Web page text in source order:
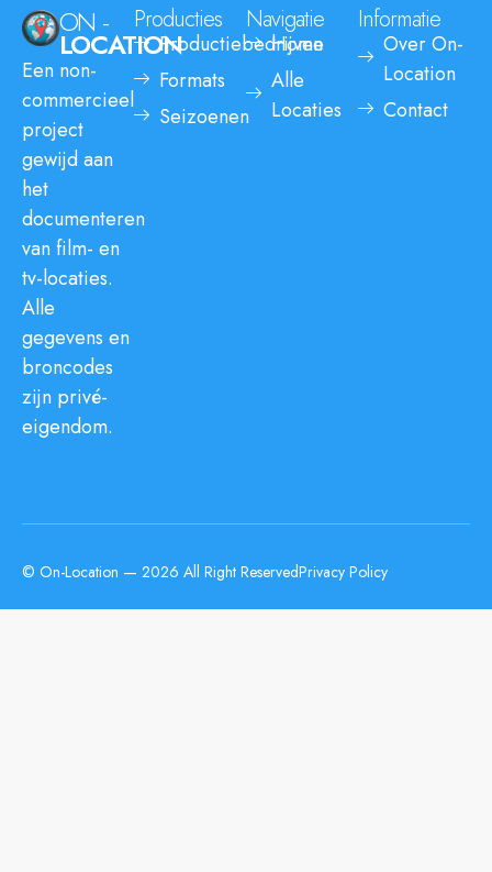
ON -
LOCATION
Een non-
commercieel
project
gewijd aan
het
documenteren
van film- en
tv-locaties.
Alle
gegevens en
broncodes
zijn privé-
eigendom.
Producties
Productiebedrijven
Formats
Seizoenen
Navigatie
Home
Alle
Locaties
Informatie
Over On-
Location
Contact
© On-Location — 2026 All Right ReservedPrivacy Policy